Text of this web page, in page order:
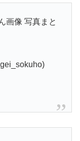
画像 写真まと